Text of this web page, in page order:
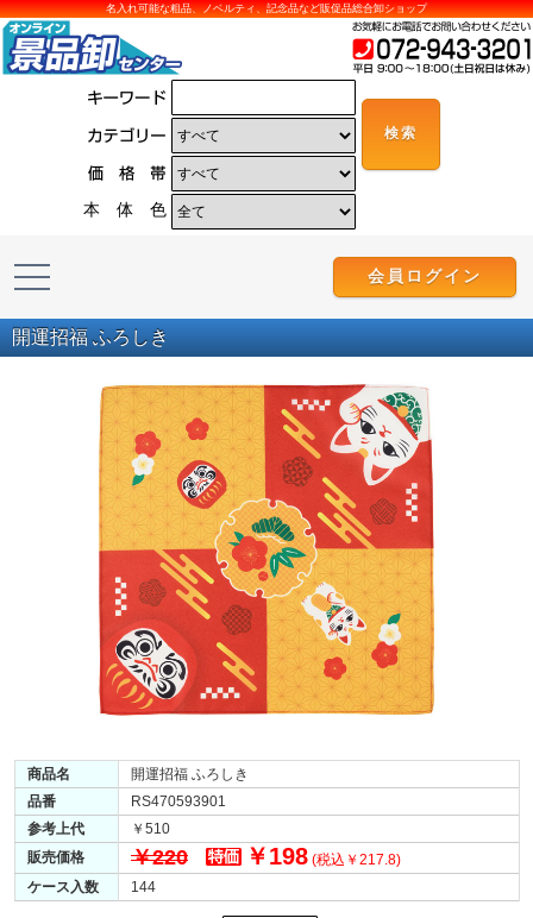
名入れ可能な粗品、ノベルティ、記念品など販促品総合卸ショップ
本 体 色
会員ログイン
開運招福 ふろしき
商品名
開運招福 ふろしき
品番
RS470593901
参考上代
￥510
販売価格
￥220 ￥198 (税込￥217.8)
ケース入数
144